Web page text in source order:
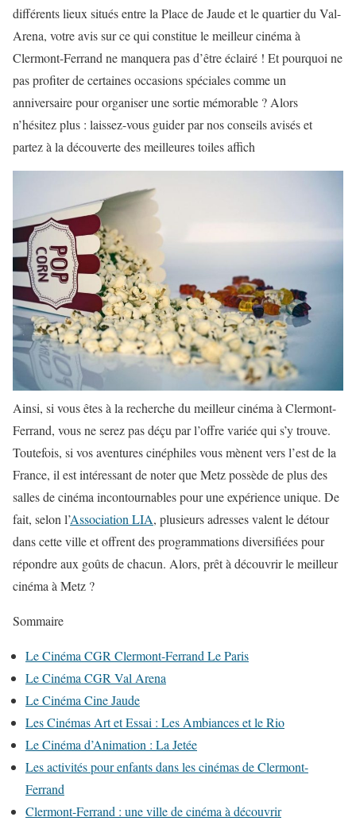
différents lieux situés entre la Place de Jaude et le quartier du Val-
Arena, votre avis sur ce qui constitue le meilleur cinéma à
Clermont-Ferrand ne manquera pas d’être éclairé ! Et pourquoi ne
pas profiter de certaines occasions spéciales comme un
anniversaire pour organiser une sortie mémorable ? Alors
n’hésitez plus : laissez-vous guider par nos conseils avisés et
partez à la découverte des meilleures toiles affich
Ainsi, si vous êtes à la recherche du meilleur cinéma à Clermont-
Ferrand, vous ne serez pas déçu par l’offre variée qui s’y trouve.
Toutefois, si vos aventures cinéphiles vous mènent vers l’est de la
France, il est intéressant de noter que Metz possède de plus des
salles de cinéma incontournables pour une expérience unique. De
fait, selon l’Association LIA, plusieurs adresses valent le détour
dans cette ville et offrent des programmations diversifiées pour
répondre aux goûts de chacun. Alors, prêt à découvrir le meilleur
cinéma à Metz ?
Sommaire
Le Cinéma CGR Clermont-Ferrand Le Paris
Le Cinéma CGR Val Arena
Le Cinéma Cine Jaude
Les Cinémas Art et Essai : Les Ambiances et le Rio
Le Cinéma d’Animation : La Jetée
Les activités pour enfants dans les cinémas de Clermont-
Ferrand
Clermont-Ferrand : une ville de cinéma à découvrir